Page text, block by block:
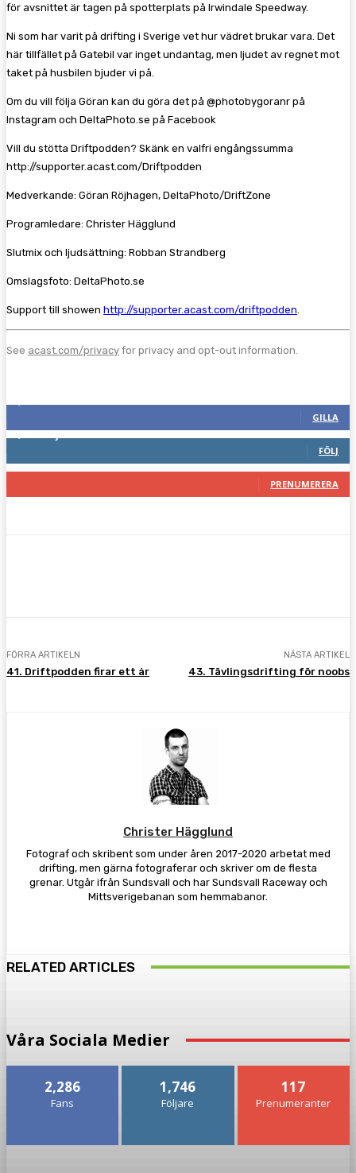
för avsnittet är tagen på spotterplats på Irwindale Speedway.
Ni som har varit på drifting i Sverige vet hur vädret brukar vara. Det
här tillfället på Gatebil var inget undantag, men ljudet av regnet mot
taket på husbilen bjuder vi på.
Om du vill följa Göran kan du göra det på @photobygoranr på
Instagram och DeltaPhoto.se på Facebook
Vill du stötta Driftpodden? Skänk en valfri engångssumma
http://supporter.acast.com/Driftpodden
Medverkande: Göran Röjhagen, DeltaPhoto/DriftZone
Programledare: Christer Hägglund
Slutmix och ljudsättning: Robban Strandberg
Omslagsfoto: DeltaPhoto.se
Support till showen http://supporter.acast.com/driftpodden
See acast.com/privacy for privacy and opt-out information.
GILLA
FÖLJ
PRENUMERERA
FÖRRA ARTIKELN
41. Driftpodden firar ett år
NÄSTA ARTIKEL
43. Tävlingsdrifting för noobs
Christer Hägglund
Fotograf och skribent som under åren 2017-2020 arbetat med
drifting, men gärna fotograferar och skriver om de flesta
grenar. Utgår ifrån Sundsvall och har Sundsvall Raceway och
Mittsverigebanan som hemmabanor.
RELATED ARTICLES
Våra Sociala Medier
2,286
Fans
1,746
Följare
117
Prenumeranter